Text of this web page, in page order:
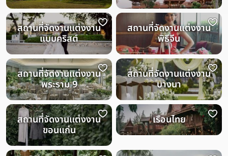
สถานที่จัดงานแต่งงาน
แบบคริสต์
สถานที่จัดงานแต่งงาน
พิธีจีน
สถานที่จัดงานแต่งงาน
พระราม 9
สถานที่จัดงานแต่งงาน
บางนา
สถานที่จัดงานแต่งงาน
ขอนแก่น
เรือนไทย